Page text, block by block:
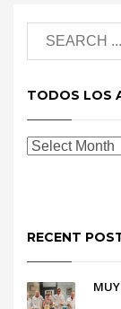
TODOS LOS
RECENT